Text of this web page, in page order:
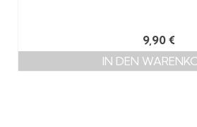
9,90 €
IN DEN